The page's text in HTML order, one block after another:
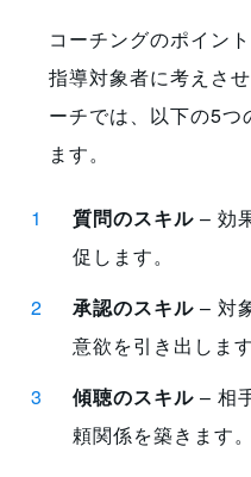
コーチングのポイン
指導対象者に考えさ
ーチでは、以下の5
ます。
質問のスキル – 効
促します。
承認のスキル – 対
意欲を引き出します
傾聴のスキル – 相
頼関係を築きます。